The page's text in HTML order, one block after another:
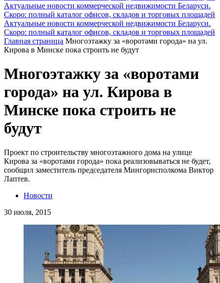
Актуальные новости коммерческой недвижимости Беларуси.
Скоро: полный каталог офисов, складов и торговых площадей
Актуальные новости коммерческой недвижимости Беларуси.
Скоро: полный каталог офисов, складов и торговых площадей
Главная страница Многоэтажку за «воротами города» на ул.
Кирова в Минске пока строить не будут
Многоэтажку за «воротами
города» на ул. Кирова в
Минске пока строить не
будут
Проект по строительству многоэтажного дома на улице
Кирова за «воротами города» пока реализовываться не будет,
сообщил заместитель председателя Мингорисполкома Виктор
Лаптев.
Новости
30 июля, 2015